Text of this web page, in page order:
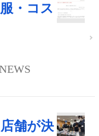
・コス
舗が決